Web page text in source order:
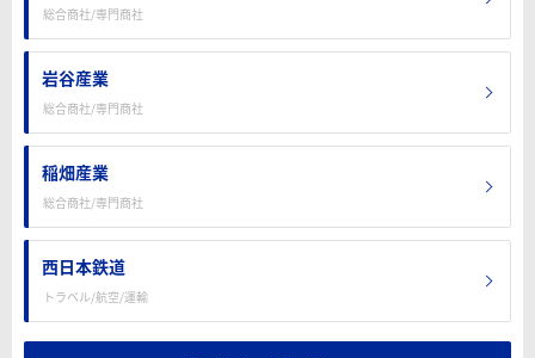
総合商社/専門商社
岩谷産業
総合商社/専門商社
稲畑産業
総合商社/専門商社
西日本鉄道
トラベル/航空/運輸